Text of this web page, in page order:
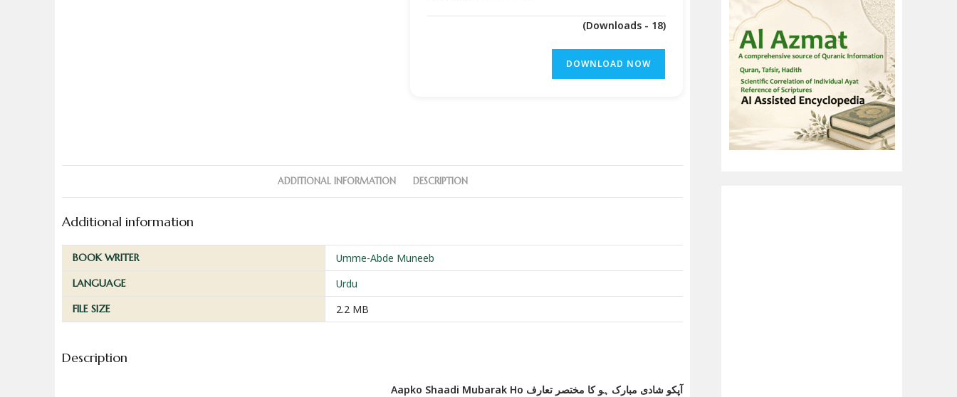
(Downloads - 18)
DOWNLOAD NOW
ADDITIONAL INFORMATION DESCRIPTION
Additional information
BOOK WRITER Umme-Abde Muneeb
LANGUAGE Urdu
FILE SIZE 2.2 MB
Description
Aapko Shaadi Mubarak Ho آپکو شادی مبارک ہو کا مختصر تعارف